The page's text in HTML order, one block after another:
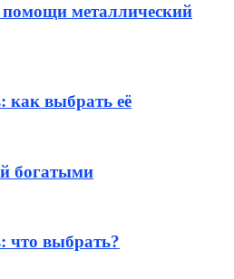
металлический
как выбрать её
богатыми
что выбрать?